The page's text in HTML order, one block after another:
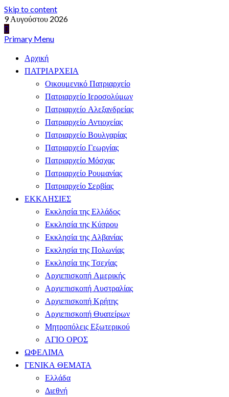
Skip to content
9 Αυγούστου 2026
Primary Menu
Αρχική
ΠΑΤΡΙΑΡΧΕΙΑ
Οικουμενικό Πατριαρχείο
Πατριαρχείο Ιεροσολύμων
Πατριαρχείο Αλεξανδρείας
Πατριαρχείο Αντιοχείας
Πατριαρχείο Βουλγαρίας
Πατριαρχείο Γεωργίας
Πατριαρχείο Μόσχας
Πατριαρχείο Ρουμανίας
Πατριαρχείο Σερβίας
ΕΚΚΛΗΣΙΕΣ
Εκκλησία της Ελλάδος
Εκκλησία της Κύπρου
Εκκλησία της Αλβανίας
Εκκλησία της Πολωνίας
Εκκλησία της Τσεχίας
Αρχιεπισκοπή Αμερικής
Αρχιεπισκοπή Αυστραλίας
Αρχιεπισκοπή Κρήτης
Αρχιεπισκοπή Θυατείρων
Μητροπόλεις Εξωτερικού
ΑΓΙΟ ΟΡΟΣ
ΩΦΕΛΙΜΑ
ΓΕΝΙΚΑ ΘΕΜΑΤΑ
Ελλάδα
Διεθνή